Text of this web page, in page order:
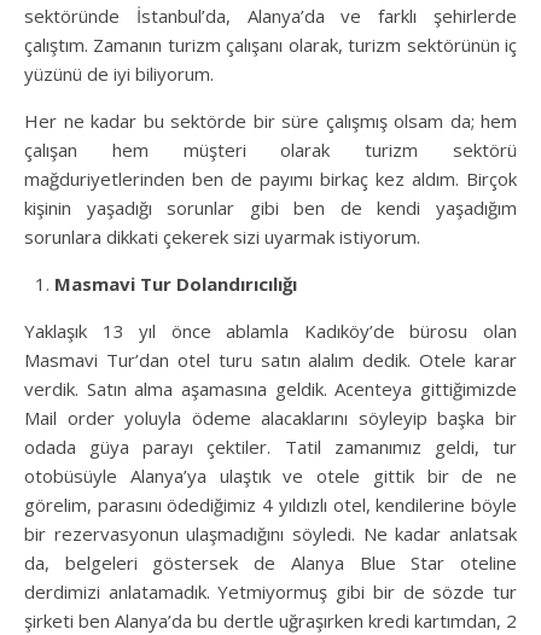
sektöründe İstanbul’da, Alanya’da ve farklı şehirlerde
çalıştım. Zamanın turizm çalışanı olarak, turizm sektörünün iç
yüzünü de iyi biliyorum.
Her ne kadar bu sektörde bir süre çalışmış olsam da; hem
çalışan hem müşteri olarak turizm sektörü
mağduriyetlerinden ben de payımı birkaç kez aldım. Birçok
kişinin yaşadığı sorunlar gibi ben de kendi yaşadığım
sorunlara dikkati çekerek sizi uyarmak istiyorum.
Masmavi Tur Dolandırıcılığı
Yaklaşık 13 yıl önce ablamla Kadıköy’de bürosu olan
Masmavi Tur’dan otel turu satın alalım dedik. Otele karar
verdik. Satın alma aşamasına geldik. Acenteya gittiğimizde
Mail order yoluyla ödeme alacaklarını söyleyip başka bir
odada güya parayı çektiler. Tatil zamanımız geldi, tur
otobüsüyle Alanya’ya ulaştık ve otele gittik bir de ne
görelim, parasını ödediğimiz 4 yıldızlı otel, kendilerine böyle
bir rezervasyonun ulaşmadığını söyledi. Ne kadar anlatsak
da, belgeleri göstersek de Alanya Blue Star oteline
derdimizi anlatamadık. Yetmiyormuş gibi bir de sözde tur
şirketi ben Alanya’da bu dertle uğraşırken kredi kartımdan, 2